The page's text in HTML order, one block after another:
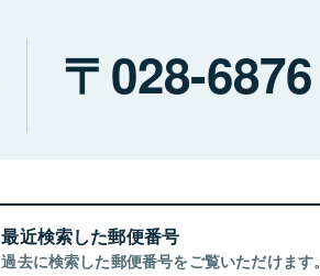
028-6876
最近検索した郵便番号
過去に検索した郵便番号をご覧いただけます。